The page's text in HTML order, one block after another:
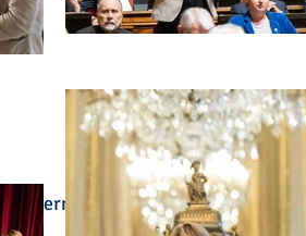
Derniers articles :